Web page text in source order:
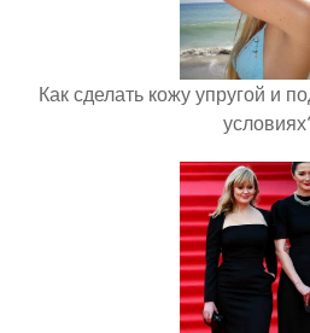
Как сделать кожу упругой и